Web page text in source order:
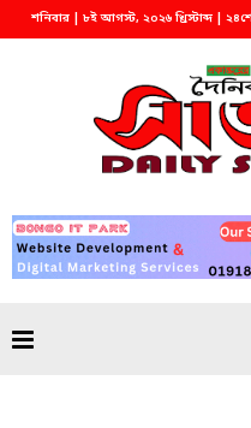
শনিবার | ৮ই আগস্ট, ২০২৬ খ্রিস্টাব্দ |